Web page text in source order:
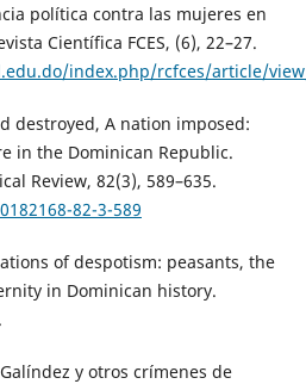
política contra las mujeres en
Científica FCES, (6), 22–27.
index.php/rcfces/article/
destroyed, A nation imposed:
in the Dominican Republic.
Review, 82(3), 589–635.
82-3-589
of despotism: peasants, the
in Dominican history.
y otros crímenes de